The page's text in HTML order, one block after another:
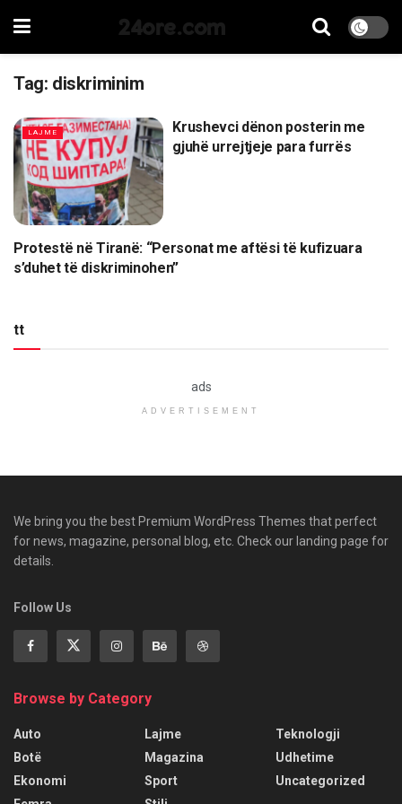
24ore.com
Tag: diskriminim
LAJME
Krushevci dënon posterin me
gjuhë urrejtjeje para furrës
LAJME
Protestë në Tiranë: “Personat me aftësi të kufizuara
s’duhet të diskriminohen”
tt
ads
ADVERTISEMENT
We bring you the best Premium WordPress Themes that perfect
for news, magazine, personal blog, etc. Check our landing page for
details.
Follow Us
Browse by Category
Auto
Botë
Ekonomi
Lajme
Magazina
Sport
Teknologji
Udhetime
Uncategorized